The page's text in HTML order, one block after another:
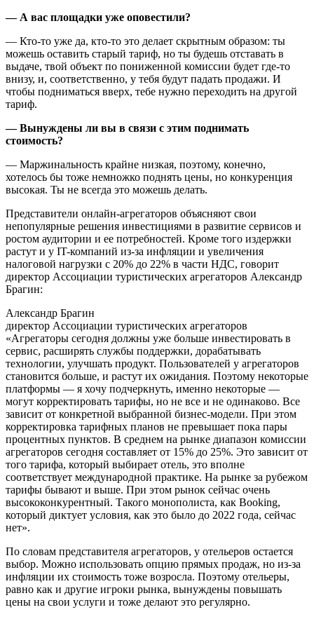
— А вас площадки уже оповестили?
— Кто-то уже да, кто-то это делает скрытным образом: ты
можешь оставить старый тариф, но ты будешь отставать в
выдаче, твой объект по пониженной комиссии будет где-то
внизу, и, соответственно, у тебя будут падать продажи. И
чтобы подниматься вверх, тебе нужно переходить на другой
тариф.
— Вынуждены ли вы в связи с этим поднимать
стоимость?
— Маржинальность крайне низкая, поэтому, конечно,
хотелось бы тоже немножко поднять цены, но конкуренция
высокая. Ты не всегда это можешь делать.
Представители онлайн-агрегаторов объясняют свои
непопулярные решения инвестициями в развитие сервисов и
ростом аудитории и ее потребностей. Кроме того издержки
растут и у IT-компаний из-за инфляции и увеличения
налоговой нагрузки с 20% до 22% в части НДС, говорит
директор Ассоциации туристических агрегаторов Александр
Брагин:
Александр Брагин
директор Ассоциации туристических агрегаторов
«Агрегаторы сегодня должны уже больше инвестировать в
сервис, расширять службы поддержки, дорабатывать
технологии, улучшать продукт. Пользователей у агрегаторов
становится больше, и растут их ожидания. Поэтому некоторые
платформы — я хочу подчеркнуть, именно некоторые —
могут корректировать тарифы, но не все и не одинаково. Все
зависит от конкретной выбранной бизнес-модели. При этом
корректировка тарифных планов не превышает пока пары
процентных пунктов. В среднем на рынке диапазон комиссии
агрегаторов сегодня составляет от 15% до 25%. Это зависит от
того тарифа, который выбирает отель, это вполне
соответствует международной практике. На рынке за рубежом
тарифы бывают и выше. При этом рынок сейчас очень
высококонкурентный. Такого монополиста, как Booking,
который диктует условия, как это было до 2022 года, сейчас
нет».
По словам представителя агрегаторов, у отельеров остается
выбор. Можно использовать опцию прямых продаж, но из-за
инфляции их стоимость тоже возросла. Поэтому отельеры,
равно как и другие игроки рынка, вынуждены повышать
цены на свои услуги и тоже делают это регулярно.